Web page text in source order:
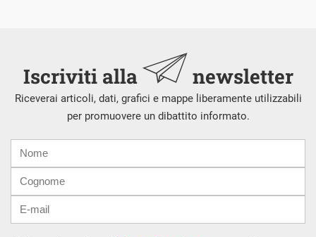
Iscriviti alla newsletter
Riceverai articoli, dati, grafici e mappe liberamente utilizzabili
per promuovere un dibattito informato.
mail